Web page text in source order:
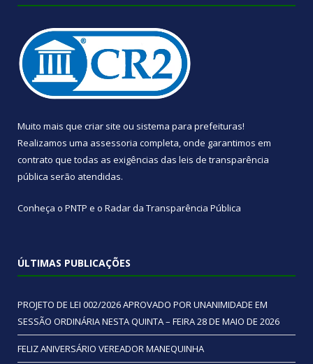
Muito mais que criar site ou sistema para prefeituras!
Realizamos uma assessoria completa, onde garantimos em
contrato que todas as exigências das leis de transparência
pública serão atendidas.
Conheça o PNTP e o Radar da Transparência Pública
ÚLTIMAS PUBLICAÇÕES
PROJETO DE LEI 002/2026 APROVADO POR UNANIMIDADE EM
SESSÃO ORDINÁRIA NESTA QUINTA – FEIRA 28 DE MAIO DE 2026
FELIZ ANIVERSÁRIO VEREADOR MANEQUINHA